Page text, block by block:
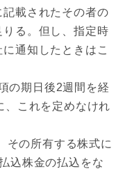
載されたその者の
る。但し、指定時
通知したときはこ
の期日後2週間を経
、これを定めなけれ
の所有する株式に
込株金の払込をな